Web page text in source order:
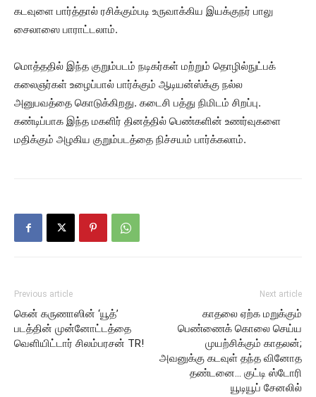
கடவுளை பார்த்தால் ரசிக்கும்படி உருவாக்கிய இயக்குநர் பாலு
சைலாஸை பாராட்டலாம்.
மொத்ததில் இந்த குறும்படம் நடிகர்கள் மற்றும் தொழில்நுட்பக்
கலைஞர்கள் உழைப்பால் பார்க்கும் ஆடியன்ஸ்க்கு நல்ல
அனுபவத்தை கொடுக்கிறது. கடைசி பத்து நிமிடம் சிறப்பு.
கண்டிப்பாக இந்த மகளிர் தினத்தில் பெண்களின் உணர்வுகளை
மதிக்கும் அழகிய குறும்படத்தை நிச்சயம் பார்க்கலாம்.
Previous article
கென் கருணாஸின் ‘யூத்’
படத்தின் முன்னோட்டத்தை
வெளியிட்டார் சிலம்பரசன் TR!
Next article
காதலை ஏற்க மறுக்கும்
பெண்ணைக் கொலை செய்ய
முயற்சிக்கும் காதலன்;
அவனுக்கு கடவுள் தந்த வினோத
தண்டனை… குட்டி ஸ்டோரி
யூடியூப் சேனலில்